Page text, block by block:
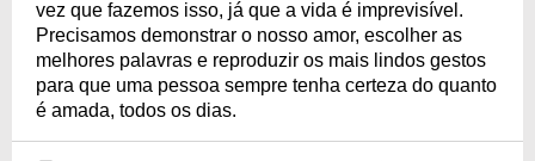
vez que fazemos isso, já que a vida é imprevisível.
Precisamos demonstrar o nosso amor, escolher as
melhores palavras e reproduzir os mais lindos gestos
para que uma pessoa sempre tenha certeza do quanto
é amada, todos os dias.